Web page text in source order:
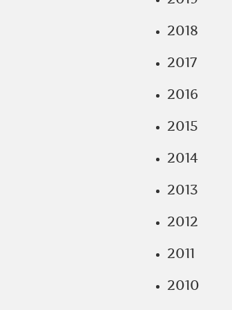
2018
2017
2016
2015
2014
2013
2012
2011
2010